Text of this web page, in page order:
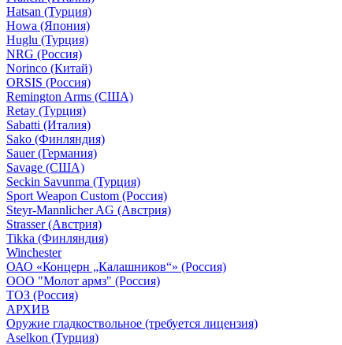
Hatsan (Турция)
Howa (Япония)
Huglu (Турция)
NRG (Россия)
Norinco (Китай)
ORSIS (Россия)
Remington Arms (США)
Retay (Турция)
Sabatti (Италия)
Sako (Финляндия)
Sauer (Германия)
Savage (США)
Seckin Savunma (Турция)
Sport Weapon Custom (Россия)
Steyr-Mannlicher AG (Австрия)
Strasser (Австрия)
Tikka (Финляндия)
Winchester
ОАО «Концерн „Калашников“» (Россия)
ООО "Молот армз" (Россия)
ТОЗ (Россия)
АРХИВ
Оружие гладкоствольное (требуется лицензия)
Aselkon (Турция)